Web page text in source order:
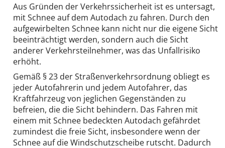
Aus Gründen der Verkehrssicherheit ist es untersagt,
mit Schnee auf dem Autodach zu fahren. Durch den
aufgewirbelten Schnee kann nicht nur die eigene Sicht
beeinträchtigt werden, sondern auch die Sicht
anderer Verkehrsteilnehmer, was das Unfallrisiko
erhöht.
Gemäß § 23 der Straßenverkehrsordnung obliegt es
jeder Autofahrerin und jedem Autofahrer, das
Kraftfahrzeug von jeglichen Gegenständen zu
befreien, die die Sicht behindern. Das Fahren mit
einem mit Schnee bedeckten Autodach gefährdet
zumindest die freie Sicht, insbesondere wenn der
Schnee auf die Windschutzscheibe rutscht. Dadurch